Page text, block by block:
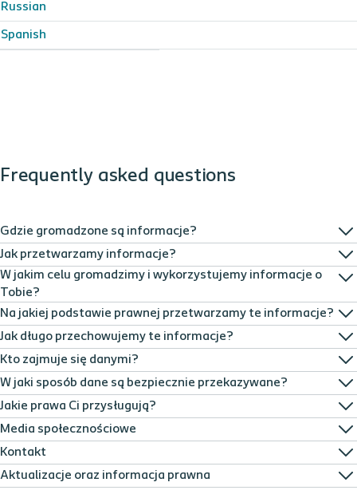
Russian
Spanish
Frequently asked questions
Gdzie gromadzone są informacje?
Jak przetwarzamy informacje?
W jakim celu gromadzimy i wykorzystujemy informacje o
Tobie?
Na jakiej podstawie prawnej przetwarzamy te informacje?
Jak długo przechowujemy te informacje?
Kto zajmuje się danymi?
W jaki sposób dane są bezpiecznie przekazywane?
Jakie prawa Ci przysługują?
Media społecznościowe
Kontakt
Aktualizacje oraz informacja prawna